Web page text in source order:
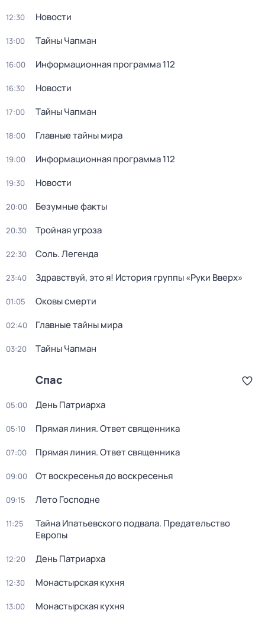
12:30 Новости
13:00 Тaйны Чапман
16:00 Информационная программа 112
16:30 Новости
17:00 Тaйны Чапман
18:00 Главные тайны мира
19:00 Информационная программа 112
19:30 Новости
20:00 Бeзумные фaкты
20:30 Тройная угроза
22:30 Соль. Легенда
23:40 Здравствуй, это я! История группы «Руки Вверх»
01:05 Оковы смерти
02:40 Главные тайны мира
03:20 Тaйны Чапман
Спас
05:00 Дeнь Патриаpха
05:10 Прямая линия. Ответ священника
07:00 Прямая линия. Ответ священника
09:00 От воскресенья до воскресенья
09:15 Лето Господне
11:25
Тайна Ипатьевского подвала. Предательство
Европы
12:20 Дeнь Патриаpха
12:30 Монастырская кухня
13:00 Монастырская кухня